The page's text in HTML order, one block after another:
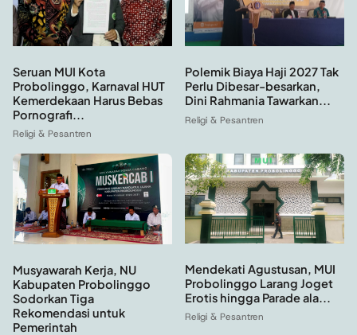
Seruan MUI Kota
Probolinggo, Karnaval HUT
Kemerdekaan Harus Bebas
Pornografi...
Religi & Pesantren
Polemik Biaya Haji 2027 Tak
Perlu Dibesar-besarkan,
Dini Rahmania Tawarkan...
Religi & Pesantren
Musyawarah Kerja, NU
Kabupaten Probolinggo
Sodorkan Tiga
Rekomendasi untuk
Pemerintah
Mendekati Agustusan, MUI
Probolinggo Larang Joget
Erotis hingga Parade ala...
Religi & Pesantren